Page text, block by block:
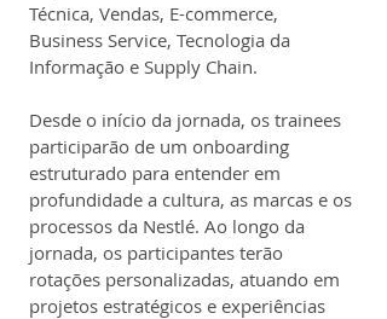
Técnica, Vendas, E-commerce,
Business Service, Tecnologia da
Informação e Supply Chain.
Desde o início da jornada, os trainees
participarão de um onboarding
estruturado para entender em
profundidade a cultura, as marcas e os
processos da Nestlé. Ao longo da
jornada, os participantes terão
rotações personalizadas, atuando em
projetos estratégicos e experiências